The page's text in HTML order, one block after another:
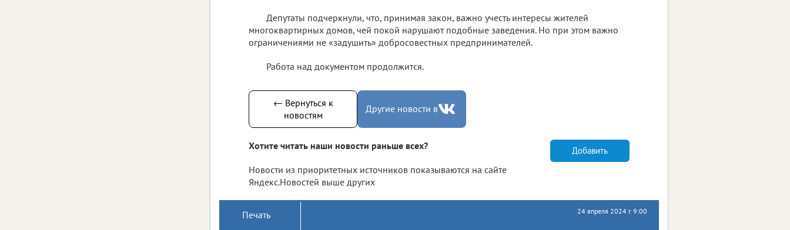
Депутаты подчеркнули, что, принимая закон, важно учесть интересы жителей
многоквартирных домов, чей покой нарушают подобные заведения. Но при этом важно
ограничениями не «задушить» добросовестных предпринимателей.
Работа над документом продолжится.
← Вернуться к
новостям
Другие новости в
Хотите читать наши новости раньше всех?
Новости из приоритетных источников показываются на сайте
Яндекс.Новостей выше других
Добавить
Печать 24 апреля 2024 г. 9:00